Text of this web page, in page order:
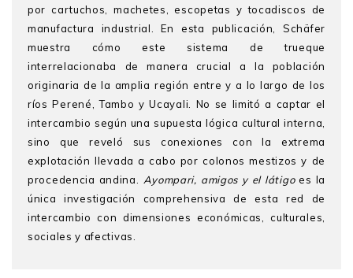
por cartuchos, machetes, escopetas y tocadiscos de
manufactura industrial. En esta publicación, Schäfer
muestra cómo este sistema de trueque
interrelacionaba de manera crucial a la población
originaria de la amplia región entre y a lo largo de los
ríos Perené, Tambo y Ucayali. No se limitó a captar el
intercambio según una supuesta lógica cultural interna,
sino que reveló sus conexiones con la extrema
explotación llevada a cabo por colonos mestizos y de
procedencia andina. Ayompari, amigos y el látigoes la
única investigación comprehensiva de esta red de
intercambio con dimensiones económicas, culturales,
sociales y afectivas.